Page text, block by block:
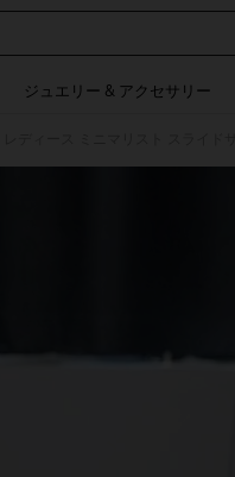
ジュエリー & アクセサリー